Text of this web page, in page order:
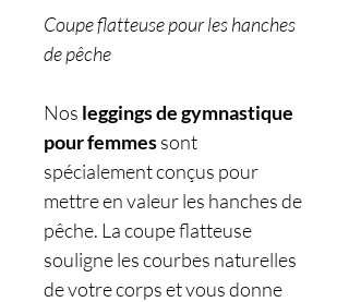
Coupe flatteuse pour les hanches
de pêche
Nos leggings de gymnastique
pour femmessont
spécialement conçus pour
mettre en valeur les hanches de
pêche. La coupe flatteuse
souligne les courbes naturelles
de votre corps et vous donne